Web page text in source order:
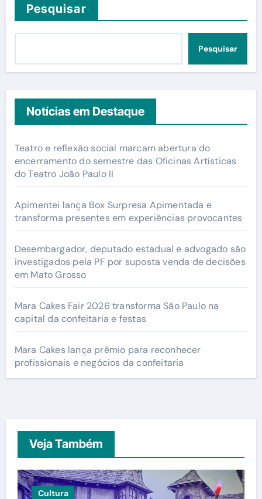
Pesquisar
Pesquisar
Notícias em Destaque
Teatro e reflexão social marcam abertura do
encerramento do semestre das Oficinas Artísticas
do Teatro João Paulo II
Apimentei lança Box Surpresa Apimentada e
transforma presentes em experiências provocantes
Desembargador, deputado estadual e advogado são
investigados pela PF por suposta venda de decisões
em Mato Grosso
Mara Cakes Fair 2026 transforma São Paulo na
capital da confeitaria e festas
Mara Cakes lança prêmio para reconhecer
profissionais e negócios da confeitaria
Veja Também
Cultura